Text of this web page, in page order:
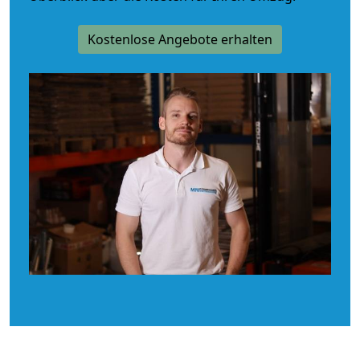
Kostenlose Angebote erhalten